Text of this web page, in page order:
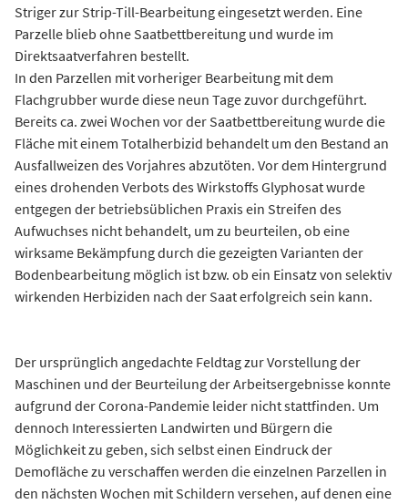
Striger zur Strip-Till-Bearbeitung eingesetzt werden. Eine
Parzelle blieb ohne Saatbettbereitung und wurde im
Direktsaatverfahren bestellt.
In den Parzellen mit vorheriger Bearbeitung mit dem
Flachgrubber wurde diese neun Tage zuvor durchgeführt.
Bereits ca. zwei Wochen vor der Saatbettbereitung wurde die
Fläche mit einem Totalherbizid behandelt um den Bestand an
Ausfallweizen des Vorjahres abzutöten. Vor dem Hintergrund
eines drohenden Verbots des Wirkstoffs Glyphosat wurde
entgegen der betriebsüblichen Praxis ein Streifen des
Aufwuchses nicht behandelt, um zu beurteilen, ob eine
wirksame Bekämpfung durch die gezeigten Varianten der
Bodenbearbeitung möglich ist bzw. ob ein Einsatz von selektiv
wirkenden Herbiziden nach der Saat erfolgreich sein kann.
Der ursprünglich angedachte Feldtag zur Vorstellung der
Maschinen und der Beurteilung der Arbeitsergebnisse konnte
aufgrund der Corona-Pandemie leider nicht stattfinden. Um
dennoch Interessierten Landwirten und Bürgern die
Möglichkeit zu geben, sich selbst einen Eindruck der
Demofläche zu verschaffen werden die einzelnen Parzellen in
den nächsten Wochen mit Schildern versehen, auf denen eine